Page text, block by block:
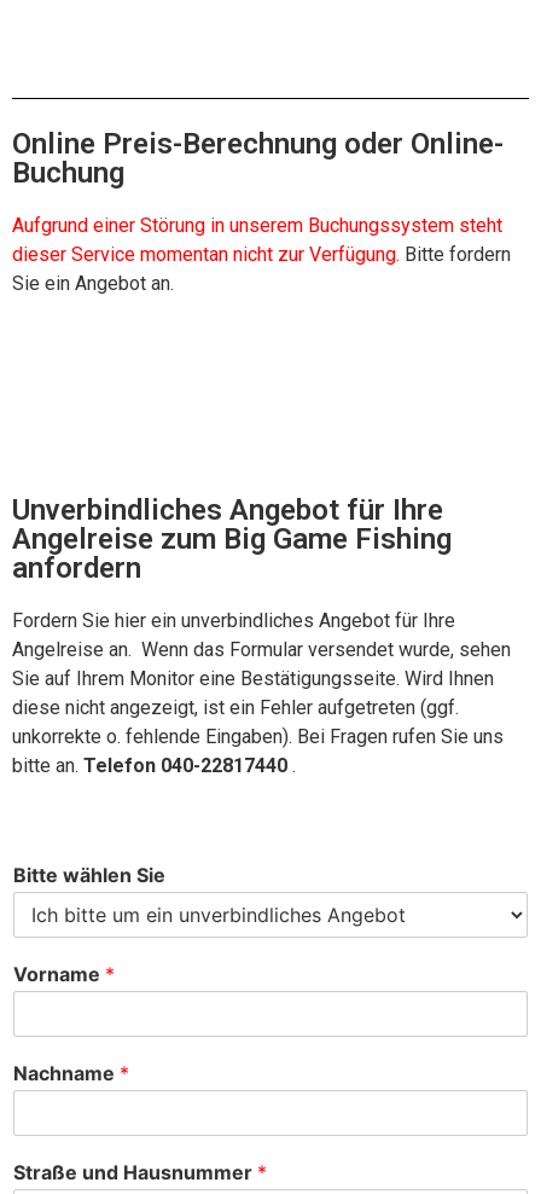
Online Preis-Berechnung oder Online-
Buchung
Aufgrund einer Störung in unserem Buchungssystem steht
dieser Service momentan nicht zur Verfügung. Bitte fordern
Sie ein Angebot an.
Unverbindliches Angebot für Ihre
Angelreise zum Big Game Fishing
anfordern
Fordern Sie hier ein unverbindliches Angebot für Ihre
Angelreise an. Wenn das Formular versendet wurde, sehen
Sie auf Ihrem Monitor eine Bestätigungsseite. Wird Ihnen
diese nicht angezeigt, ist ein Fehler aufgetreten (ggf.
unkorrekte o. fehlende Eingaben). Bei Fragen rufen Sie uns
bitte an. Telefon 040-22817440 .
Bitte wählen Sie
Vorname *
Nachname *
Straße und Hausnummer *